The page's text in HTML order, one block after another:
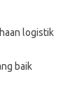
logistik
baik